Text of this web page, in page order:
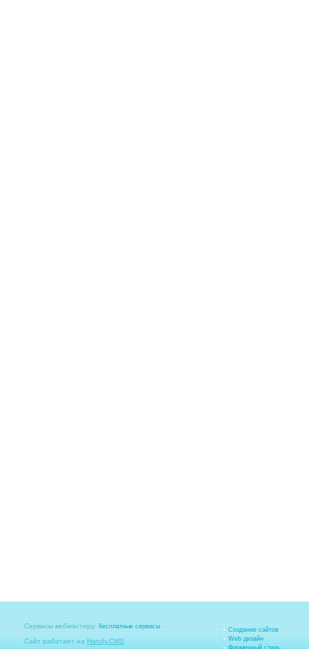
Сервисы вебмастеру: бесплатные сервисы
Сайт работает наHandy.CMS
Создание сайтов
Web дизайн
Фирменный стиль